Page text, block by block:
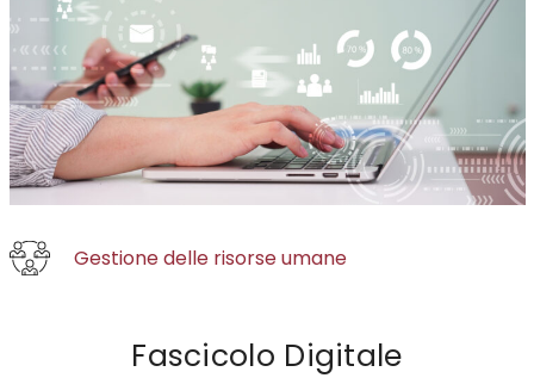
Intelligenza Artificiale
Applicazioni IA
Formazione IA
EAM & Industria 5.0
Gestione delle risorse umane
Fascicolo Digitale